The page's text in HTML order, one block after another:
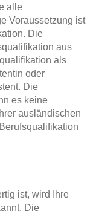
alle
Voraussetzung ist
Die
aus
als
oder
Die
es keine
ausländischen
ist, wird Ihre
Die